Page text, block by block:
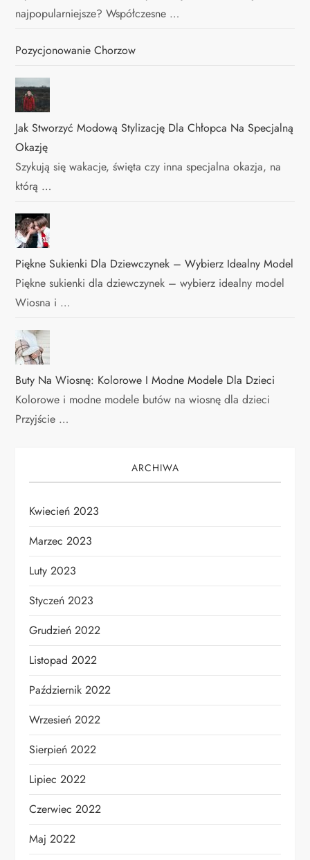
najpopularniejsze? Współczesne …
Pozycjonowanie Chorzow
Jak Stworzyć Modową Stylizację Dla Chłopca Na Specjalną
Okazję
Szykują się wakacje, święta czy inna specjalna okazja, na
którą …
Piękne Sukienki Dla Dziewczynek – Wybierz Idealny Model
Piękne sukienki dla dziewczynek – wybierz idealny model
Wiosna i …
Buty Na Wiosnę: Kolorowe I Modne Modele Dla Dzieci
Kolorowe i modne modele butów na wiosnę dla dzieci
Przyjście …
ARCHIWA
Kwiecień 2023
Marzec 2023
Luty 2023
Styczeń 2023
Grudzień 2022
Listopad 2022
Październik 2022
Wrzesień 2022
Sierpień 2022
Lipiec 2022
Czerwiec 2022
Maj 2022